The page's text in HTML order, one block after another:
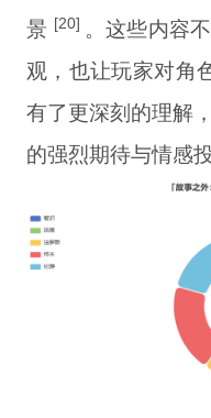
景 [20] 。这些内容
观，也让玩家对角
有了更深刻的理解
的强烈期待与情感投